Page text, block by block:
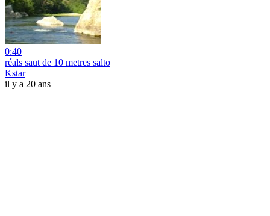
0:40
réals saut de 10 metres salto
Kstar
il y a 20 ans